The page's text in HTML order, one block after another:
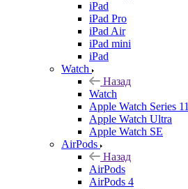
iPad
iPad Pro
iPad Air
iPad mini
iPad
Watch
Назад
Watch
Apple Watch Series 11
Apple Watch Ultra
Apple Watch SE
AirPods
Назад
AirPods
AirPods 4